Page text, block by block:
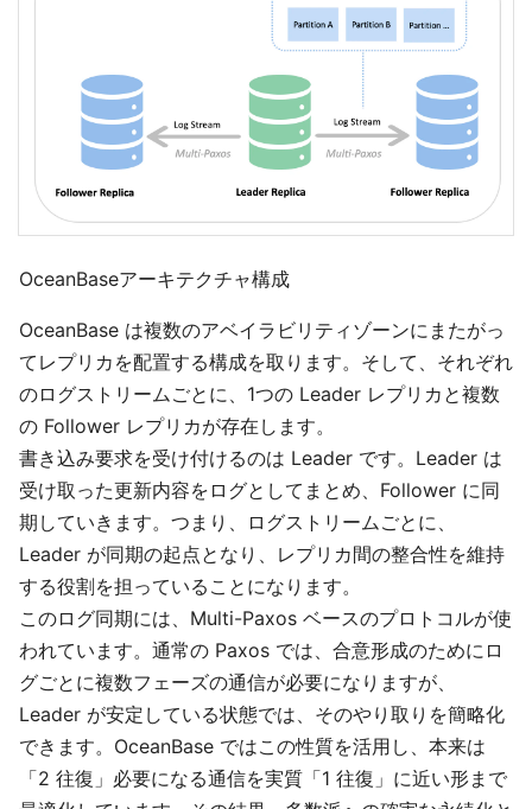
OceanBaseアーキテクチャ構成
OceanBase は複数のアベイラビリティゾーンにまたがっ
てレプリカを配置する構成を取ります。そして、それぞれ
のログストリームごとに、1つの Leader レプリカと複数
の Follower レプリカが存在します。
書き込み要求を受け付けるのは Leader です。Leader は
受け取った更新内容をログとしてまとめ、Follower に同
期していきます。つまり、ログストリームごとに、
Leader が同期の起点となり、レプリカ間の整合性を維持
する役割を担っていることになります。
このログ同期には、Multi-Paxos ベースのプロトコルが使
われています。通常の Paxos では、合意形成のためにロ
グごとに複数フェーズの通信が必要になりますが、
Leader が安定している状態では、そのやり取りを簡略化
できます。OceanBase ではこの性質を活用し、本来は
「2 往復」必要になる通信を実質「1 往復」に近い形まで